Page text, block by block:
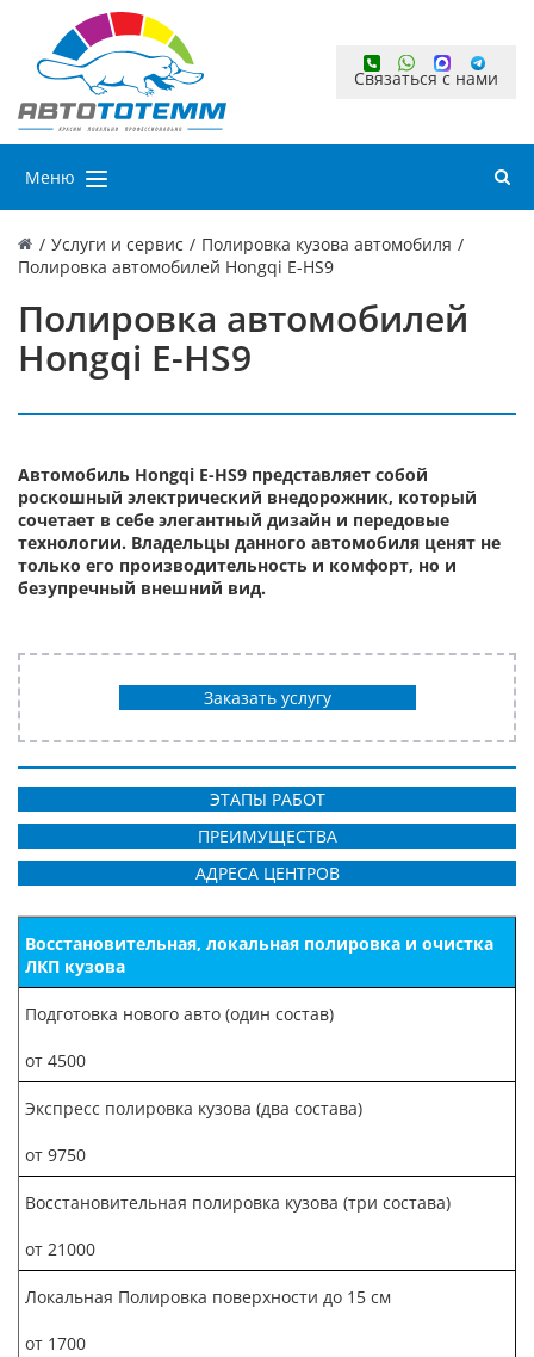
Связаться с нами
Меню
/ Услуги и сервис / Полировка кузова автомобиля /
Полировка автомобилей Hongqi E-HS9
Полировка автомобилей
Hongqi E-HS9
Автомобиль Hongqi E-HS9 представляет собой
роскошный электрический внедорожник, который
сочетает в себе элегантный дизайн и передовые
технологии. Владельцы данного автомобиля ценят не
только его производительность и комфорт, но и
безупречный внешний вид.
Заказать услугу
ЭТАПЫ РАБОТ
ПРЕИМУЩЕСТВА
АДРЕСА ЦЕНТРОВ
Восстановительная, локальная полировка и очистка
ЛКП кузова
Подготовка нового авто (один состав)
от 4500
Экспресс полировка кузова (два состава)
от 9750
Восстановительная полировка кузова (три состава)
от 21000
Локальная Полировка поверхности до 15 см
от 1700